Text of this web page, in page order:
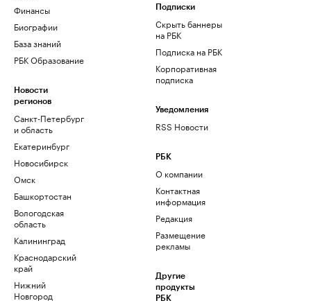
Финансы
Биографии
База знаний
РБК Образование
Новости
регионов
Санкт-Петербург
и область
Екатеринбург
Новосибирск
Омск
Башкортостан
Вологодская
область
Калининград
Краснодарский
край
Нижний
Новгород
Подписки
Скрыть баннеры
на РБК
Подписка на РБК
Корпоративная
подписка
Уведомления
RSS Новости
РБК
О компании
Контактная
информация
Редакция
Размещение
рекламы
Другие
продукты
РБК